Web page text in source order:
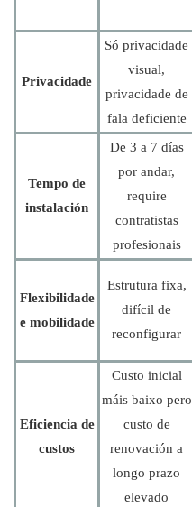
Privacidade
Só privacidade
visual,
privacidade de
fala deficiente
Tempo de
instalación
De 3 a 7 días
por andar,
require
contratistas
profesionais
Flexibilidade
e mobilidade
Estrutura fixa,
difícil de
reconfigurar
Eficiencia de
custos
Custo inicial
máis baixo pero
custo de
renovación a
longo prazo
elevado